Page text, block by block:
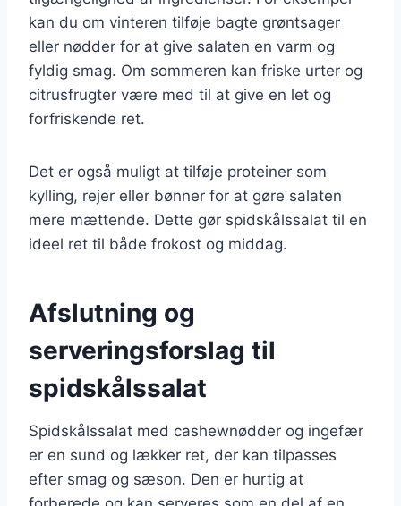
kan du om vinteren tilføje bagte grøntsager
eller nødder for at give salaten en varm og
fyldig smag. Om sommeren kan friske urter og
citrusfrugter være med til at give en let og
forfriskende ret.
Det er også muligt at tilføje proteiner som
kylling, rejer eller bønner for at gøre salaten
mere mættende. Dette gør spidskålssalat til en
ideel ret til både frokost og middag.
Afslutning og
serveringsforslag til
spidskålssalat
Spidskålssalat med cashewnødder og ingefær
er en sund og lækker ret, der kan tilpasses
efter smag og sæson. Den er hurtig at